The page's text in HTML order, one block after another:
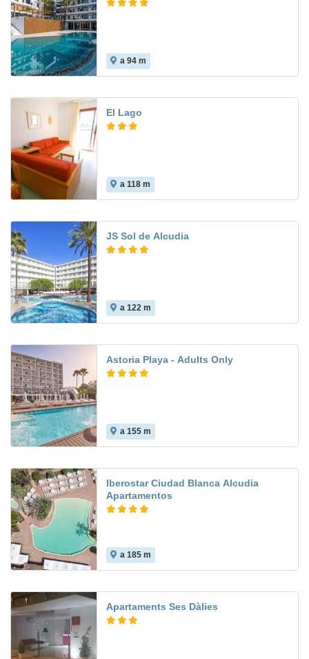
a 94 m
El Lago
a 118 m
JS Sol de Alcudia
a 122 m
Astoria Playa - Adults Only
a 155 m
Iberostar Ciudad Blanca Alcudia
Apartamentos
a 185 m
Apartaments Ses Dàlies